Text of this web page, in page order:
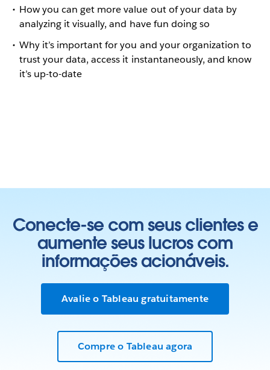
How you can get more value out of your data by
analyzing it visually, and have fun doing so
Why it’s important for you and your organization to
trust your data, access it instantaneously, and know
it’s up-to-date
Conecte-se com seus clientes e
aumente seus lucros com
informações acionáveis.
Avalie o Tableau gratuitamente
Compre o Tableau agora